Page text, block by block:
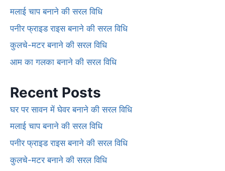
मलाई चाप बनाने की सरल विधि
पनीर फ्राइड राइस बनाने की सरल विधि
कुलचे-मटर बनाने की सरल विधि
आम का गलका बनाने की सरल विधि
Recent Posts
घर पर सावन में घेवर बनाने की सरल विधि
मलाई चाप बनाने की सरल विधि
पनीर फ्राइड राइस बनाने की सरल विधि
कुलचे-मटर बनाने की सरल विधि